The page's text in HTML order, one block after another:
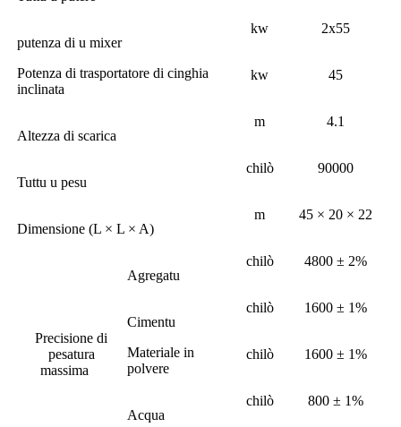
putenza di u mixer
kw 2x55
Potenza di trasportatore di cinghia
inclinata
kw 45
Altezza di scarica
m 4.1
Tuttu u pesu
chilò 90000
Dimensione (L × L × A)
m 45 × 20 × 22
Precisione di
pesatura
massima
Agregatu
chilò 4800 ± 2%
Cimentu
chilò 1600 ± 1%
Materiale in
polvere
chilò 1600 ± 1%
Acqua
chilò 800 ± 1%